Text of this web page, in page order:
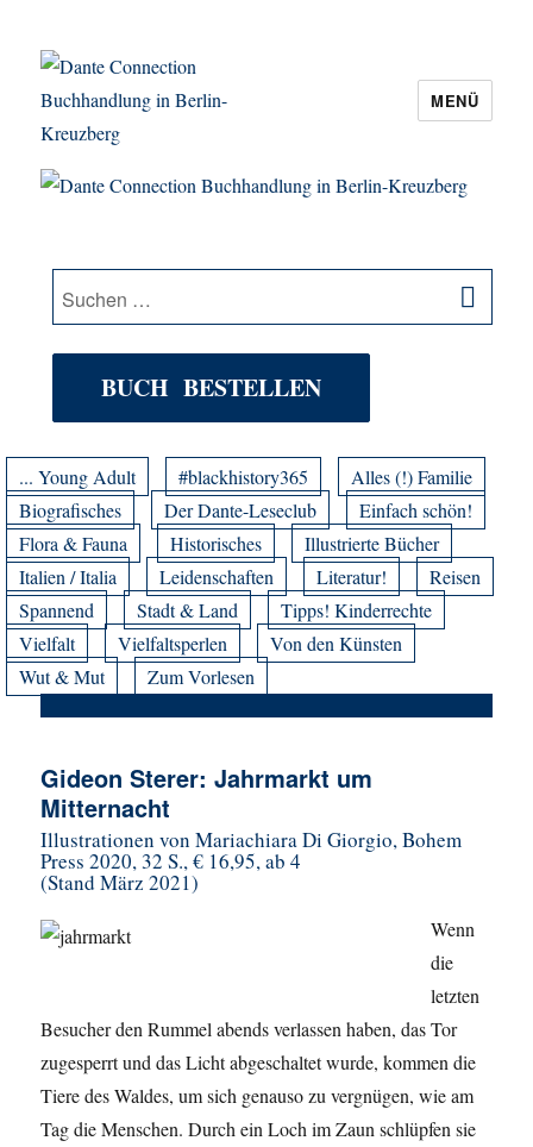
Dante Connection Buchhandlung in
MENÜ
Suche
nach:
BUCH BESTELLEN
... Young Adult #blackhistory365
Alles (!) Familie
Biografisches
Der Dante-Leseclub
Einfach schön!
Flora & Fauna
Historisches
Illustrierte Bücher
Italien / Italia
Leidenschaften Literatur!
Reisen
Spannend
Stadt & Land
Tipps! Kinderrechte
Vielfalt
Vielfaltsperlen
Von den Künsten
Wut & Mut
Zum Vorlesen
Gideon Sterer: Jahrmarkt um
Mitternacht
Illustrationen von Mariachiara Di Giorgio, Bohem
Press 2020, 32 S., € 16,95, ab 4
(Stand März 2021)
Wenn
die
letzten
Besucher den Rummel abends verlassen haben, das Tor
zugesperrt und das Licht abgeschaltet wurde, kommen die
Tiere des Waldes, um sich genauso zu vergnügen, wie am
Tag die Menschen. Durch ein Loch im Zaun schlüpfen sie